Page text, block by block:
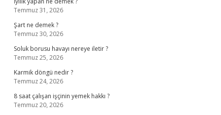
Temmuz 31, 2026
Şart ne demek ?
Temmuz 30, 2026
Soluk borusu havayı nereye iletir ?
Temmuz 25, 2026
Karmik döngü nedir ?
Temmuz 24, 2026
8 saat çalışan işçinin yemek hakkı ?
Temmuz 20, 2026